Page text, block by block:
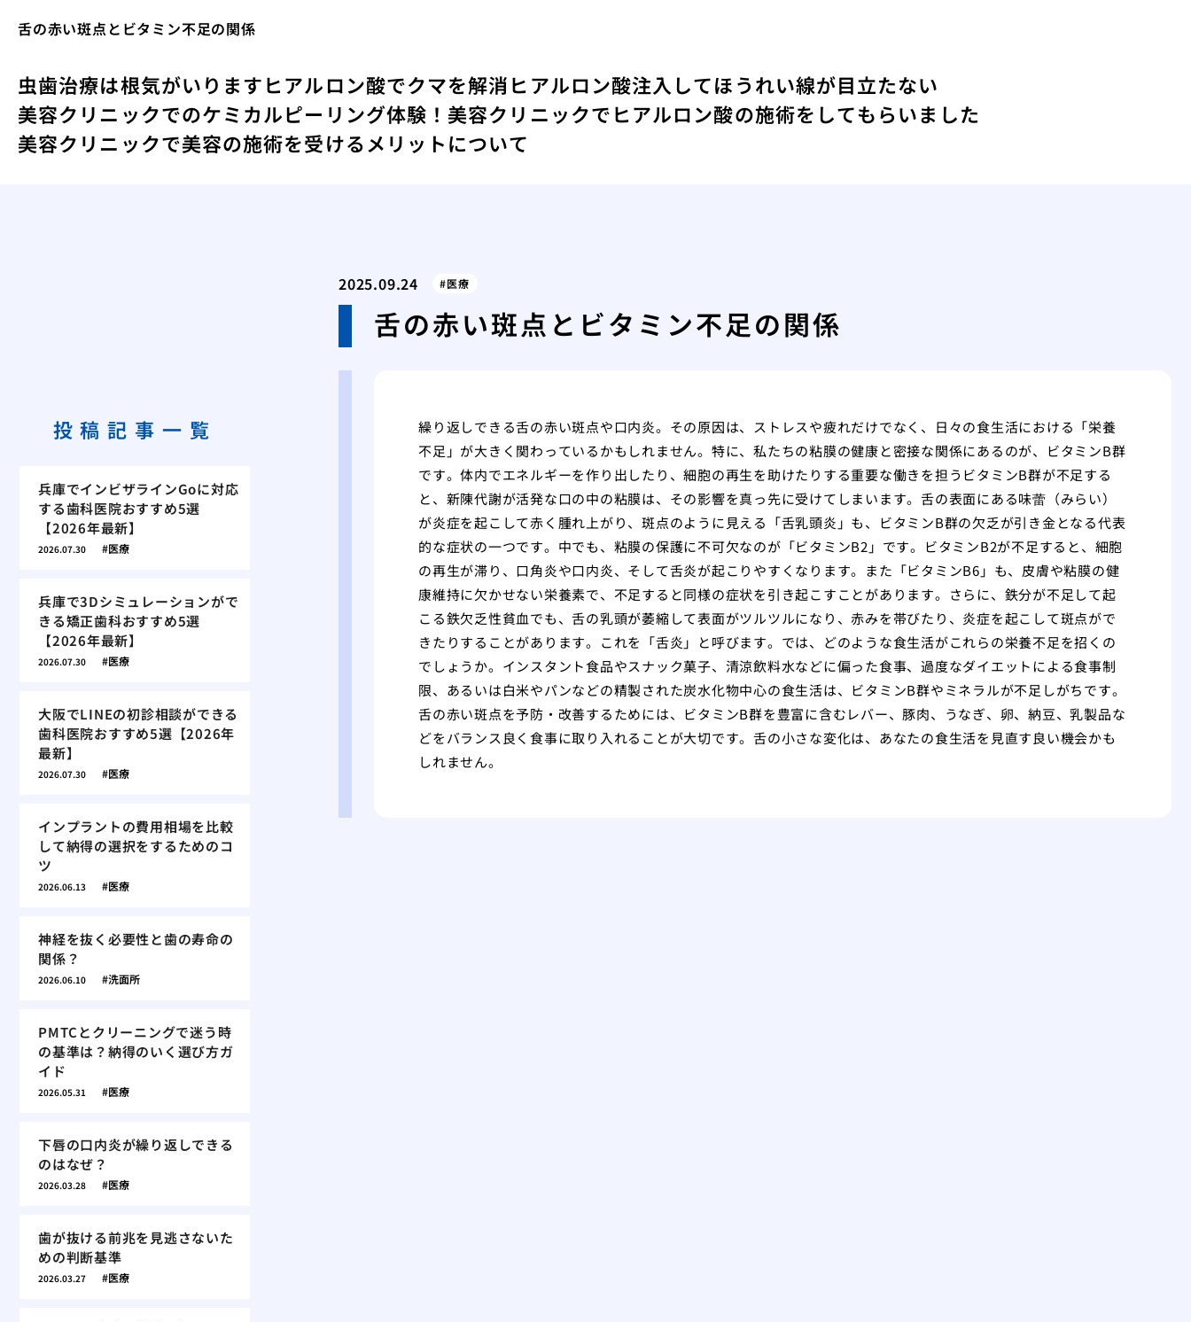
舌の赤い斑点とビタミン不足の関係
虫歯治療は根気がいりますヒアルロン酸でクマを解消ヒアルロン酸注入してほうれい線が目立たない
美容クリニックでのケミカルピーリング体験！ 美容クリニックでヒアルロン酸の施術をしてもらいました
美容クリニックで美容の施術を受けるメリットについて
2025.09.24 医療
舌の赤い斑点とビタミン不足の関係
繰り返しできる舌の赤い斑点や口内炎。その原因は、ストレスや疲れだけでなく、日々の食生活における「栄養
不足」が大きく関わっているかもしれません。特に、私たちの粘膜の健康と密接な関係にあるのが、ビタミンB群
です。体内でエネルギーを作り出したり、細胞の再生を助けたりする重要な働きを担うビタミンB群が不足する
と、新陳代謝が活発な口の中の粘膜は、その影響を真っ先に受けてしまいます。舌の表面にある味蕾（みらい）
が炎症を起こして赤く腫れ上がり、斑点のように見える「舌乳頭炎」も、ビタミンB群の欠乏が引き金となる代表
的な症状の一つです。中でも、粘膜の保護に不可欠なのが「ビタミンB2」です。ビタミンB2が不足すると、細胞
の再生が滞り、口角炎や口内炎、そして舌炎が起こりやすくなります。また「ビタミンB6」も、皮膚や粘膜の健
康維持に欠かせない栄養素で、不足すると同様の症状を引き起こすことがあります。さらに、鉄分が不足して起
こる鉄欠乏性貧血でも、舌の乳頭が萎縮して表面がツルツルになり、赤みを帯びたり、炎症を起こして斑点がで
きたりすることがあります。これを「舌炎」と呼びます。では、どのような食生活がこれらの栄養不足を招くの
でしょうか。インスタント食品やスナック菓子、清涼飲料水などに偏った食事、過度なダイエットによる食事制
限、あるいは白米やパンなどの精製された炭水化物中心の食生活は、ビタミンB群やミネラルが不足しがちです。
舌の赤い斑点を予防・改善するためには、ビタミンB群を豊富に含むレバー、豚肉、うなぎ、卵、納豆、乳製品な
どをバランス良く食事に取り入れることが大切です。舌の小さな変化は、あなたの食生活を見直す良い機会かも
しれません。
投稿記事一覧
兵庫でインビザラインGoに対応
する歯科医院おすすめ5選
【2026年最新】
2026.07.30 医療
兵庫で3Dシミュレーションがで
きる矯正歯科おすすめ5選
【2026年最新】
2026.07.30 医療
大阪でLINEの初診相談ができる
歯科医院おすすめ5選【2026年
最新】
2026.07.30 医療
インプラントの費用相場を比較
して納得の選択をするためのコ
ツ
2026.06.13 医療
神経を抜く必要性と歯の寿命の
関係？
2026.06.10 洗面所
PMTCとクリーニングで迷う時
の基準は？納得のいく選び方ガ
イド
2026.05.31 医療
下唇の口内炎が繰り返しできる
のはなぜ？
2026.03.28 医療
歯が抜ける前兆を見逃さないた
めの判断基準
2026.03.27 医療